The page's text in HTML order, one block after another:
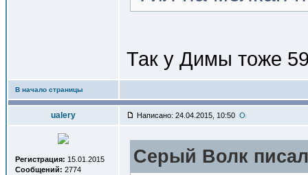
Так у Димы тоже
В начало страницы
ualery Написано: 24.04.2015, 10:50
Регистрация: 15.01.2015
Сообщений: 2774
Серый Волк